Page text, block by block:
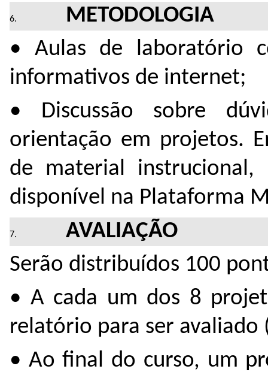
METODOLOGIA
• Aulas de laboratório
informativos de internet;
• Discussão sobre
orientação em projetos.
de material
disponível na Plataforma
AVALIAÇÃO
Serão distribuídos 100
• A cada um dos 8
relatório para ser avaliado
• Ao final do curso, um